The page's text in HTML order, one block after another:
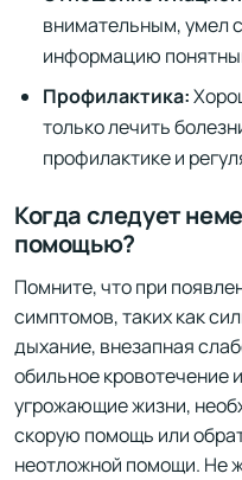
внимательным, умел
информацию
Профилактика:
только лечить
профилактике и
Когда следует
помощью?
Помните, что при
симптомов, таких как
дыхание, внезапная
обильное кровотечение
угрожающие жизни,
скорую помощь или
неотложной помощи. Не